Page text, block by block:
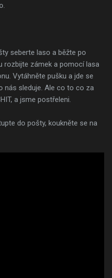
seberte laso a běžte po
rozbijte zámek a pomocí lasa
Vytáhněte pušku a jde se
nás sleduje. Ale co to co za
a jsme postřeleni.
do pošty, koukněte se na